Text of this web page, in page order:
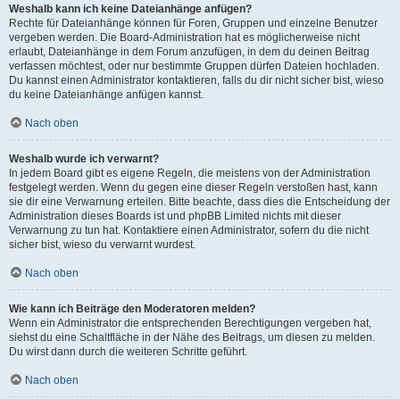
Weshalb kann ich keine Dateianhänge anfügen?
Rechte für Dateianhänge können für Foren, Gruppen und einzelne Benutzer
vergeben werden. Die Board-Administration hat es möglicherweise nicht
erlaubt, Dateianhänge in dem Forum anzufügen, in dem du deinen Beitrag
verfassen möchtest, oder nur bestimmte Gruppen dürfen Dateien hochladen.
Du kannst einen Administrator kontaktieren, falls du dir nicht sicher bist, wieso
du keine Dateianhänge anfügen kannst.
Nach oben
Weshalb wurde ich verwarnt?
In jedem Board gibt es eigene Regeln, die meistens von der Administration
festgelegt werden. Wenn du gegen eine dieser Regeln verstoßen hast, kann
sie dir eine Verwarnung erteilen. Bitte beachte, dass dies die Entscheidung der
Administration dieses Boards ist und phpBB Limited nichts mit dieser
Verwarnung zu tun hat. Kontaktiere einen Administrator, sofern du die nicht
sicher bist, wieso du verwarnt wurdest.
Nach oben
Wie kann ich Beiträge den Moderatoren melden?
Wenn ein Administrator die entsprechenden Berechtigungen vergeben hat,
siehst du eine Schaltfläche in der Nähe des Beitrags, um diesen zu melden.
Du wirst dann durch die weiteren Schritte geführt.
Nach oben